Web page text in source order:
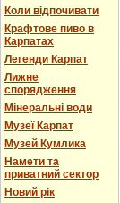
Коли відпочивати
Крафтове пиво в
Карпатах
Легенди Карпат
Лижне
спорядження
Мінеральні води
Музеї Карпат
Музей Кумлика
Намети та
приватний сектор
Новий рік